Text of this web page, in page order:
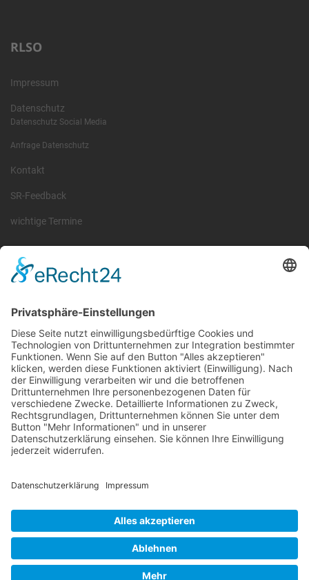
RLSO
Impressum
Datenschutz
Datenschutz Social Media
Anfrage Datenschutz
Kontakt
SR-Feedback
wichtige Termine
Information
Sachsen und Thüringen. Er ist als eingetragener Verein tätig und
gleichzeitig Veranstalter der Spiele der Regionalliga in
verschiedenen Ligen.
Die RLSO ist jetzt auch erreichbar unter der Adresse
Wir betreiben ...